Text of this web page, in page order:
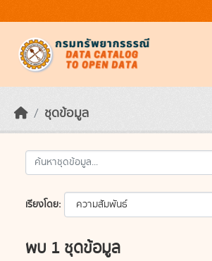
ชุดข้อมูล
เรียงโดย
พบ 1 ชุดข้อมูล